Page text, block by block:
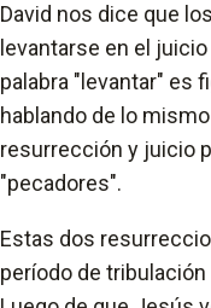
David nos dice que
levantarse en el
palabra "levantar" es
hablando de lo
resurrección y juicio
"pecadores".
Estas dos
período de